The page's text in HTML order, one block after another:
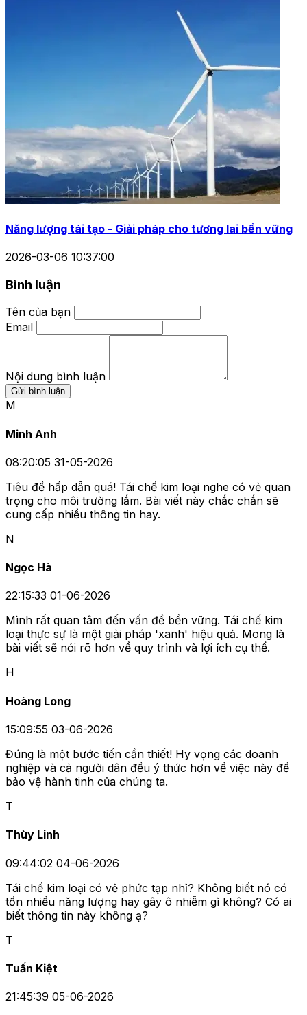
Năng lượng tái tạo - Giải pháp cho tương lai bền vững
2026-03-06 10:37:00
Bình luận
Tên của bạn
Email
Nội dung bình luận
Gửi bình luận
M
Minh Anh
08:20:05 31-05-2026
Tiêu đề hấp dẫn quá! Tái chế kim loại nghe có vẻ quan
trọng cho môi trường lắm. Bài viết này chắc chắn sẽ
cung cấp nhiều thông tin hay.
N
Ngọc Hà
22:15:33 01-06-2026
Mình rất quan tâm đến vấn đề bền vững. Tái chế kim
loại thực sự là một giải pháp 'xanh' hiệu quả. Mong là
bài viết sẽ nói rõ hơn về quy trình và lợi ích cụ thể.
H
Hoàng Long
15:09:55 03-06-2026
Đúng là một bước tiến cần thiết! Hy vọng các doanh
nghiệp và cả người dân đều ý thức hơn về việc này để
bảo vệ hành tinh của chúng ta.
T
Thùy Linh
09:44:02 04-06-2026
Tái chế kim loại có vẻ phức tạp nhỉ? Không biết nó có
tốn nhiều năng lượng hay gây ô nhiễm gì không? Có ai
biết thông tin này không ạ?
T
Tuấn Kiệt
21:45:39 05-06-2026